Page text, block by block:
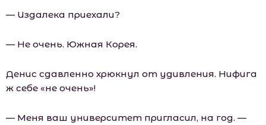
— Издалека приехали?
— Не очень. Южная Корея.
Денис сдавленно хрюкнул от удивления. Нифига
ж себе «не очень»!
— Меня ваш университет пригласил, на год. —